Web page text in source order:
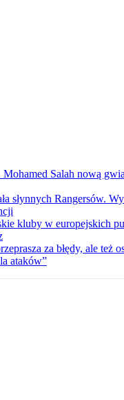
Mohamed Salah nową
słynnych Rangersów.
kluby w europejskich
za błędy, ale też
ataków”